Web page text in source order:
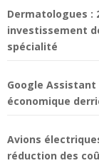
Dermatologues :
investissement
spécialité
Google
économique
Avions
réduction des